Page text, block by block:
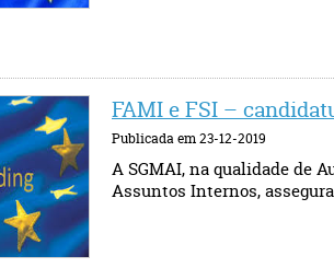
FAMI e FSI –
Publicada em 23-12-2019
A SGMAI, na qualidade de
Assuntos Internos,